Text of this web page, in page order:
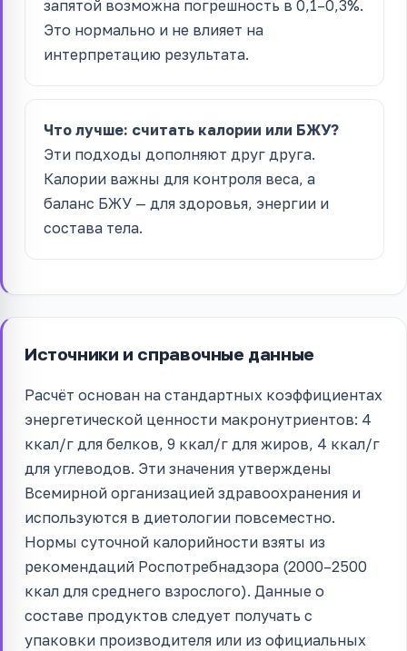
запятой возможна погрешность в 0,1–0,3%.
Это нормально и не влияет на
интерпретацию результата.
Что лучше: считать калории или БЖУ?
Эти подходы дополняют друг друга.
Калории важны для контроля веса, а
баланс БЖУ — для здоровья, энергии и
состава тела.
Источники и справочные данные
Расчёт основан на стандартных коэффициентах
энергетической ценности макронутриентов: 4
ккал/г для белков, 9 ккал/г для жиров, 4 ккал/г
для углеводов. Эти значения утверждены
Всемирной организацией здравоохранения и
используются в диетологии повсеместно.
Нормы суточной калорийности взяты из
рекомендаций Роспотребнадзора (2000–2500
ккал для среднего взрослого). Данные о
составе продуктов следует получать с
упаковки производителя или из официальных